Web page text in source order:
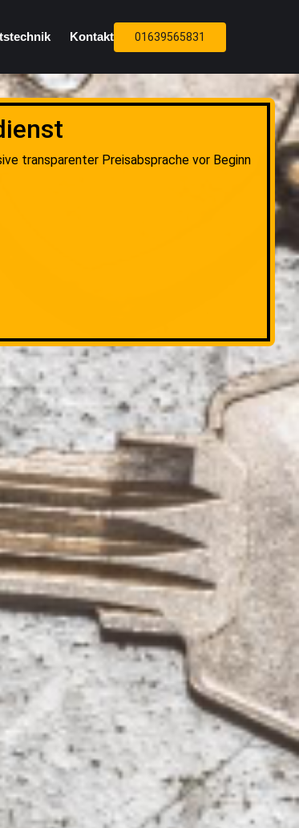
Kontakt 01639565831
transparenter Preisabsprache vor Beginn